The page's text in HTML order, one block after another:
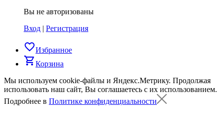
Вы не авторизованы
Вход | Регистрация
favorite_borderИзбранное
shopping_cartКорзина
Мы используем cookie-файлы и Яндекс.Метрику. Продолжая
использовать наш сайт, Вы соглашаетесь с их использованием.
Подробнее в Политике конфиденциальности